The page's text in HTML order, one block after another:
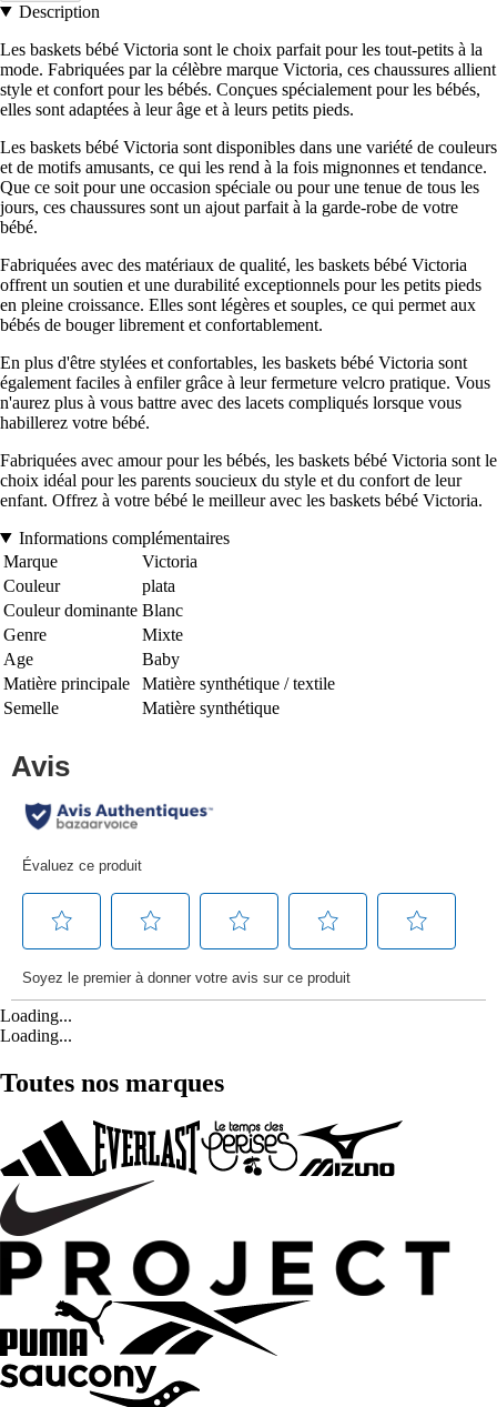
Description
Les baskets bébé Victoria sont le choix parfait pour les tout-petits à la
mode. Fabriquées par la célèbre marque Victoria, ces chaussures allient
style et confort pour les bébés. Conçues spécialement pour les bébés,
elles sont adaptées à leur âge et à leurs petits pieds.
Les baskets bébé Victoria sont disponibles dans une variété de couleurs
et de motifs amusants, ce qui les rend à la fois mignonnes et tendance.
Que ce soit pour une occasion spéciale ou pour une tenue de tous les
jours, ces chaussures sont un ajout parfait à la garde-robe de votre
bébé.
Fabriquées avec des matériaux de qualité, les baskets bébé Victoria
offrent un soutien et une durabilité exceptionnels pour les petits pieds
en pleine croissance. Elles sont légères et souples, ce qui permet aux
bébés de bouger librement et confortablement.
En plus d'être stylées et confortables, les baskets bébé Victoria sont
également faciles à enfiler grâce à leur fermeture velcro pratique. Vous
n'aurez plus à vous battre avec des lacets compliqués lorsque vous
habillerez votre bébé.
Fabriquées avec amour pour les bébés, les baskets bébé Victoria sont le
choix idéal pour les parents soucieux du style et du confort de leur
enfant. Offrez à votre bébé le meilleur avec les baskets bébé Victoria.
Informations complémentaires
Marque
Victoria
Couleur
plata
Couleur dominante Blanc
Genre
Mixte
Age
Baby
Matière principale
Matière synthétique / textile
Semelle
Matière synthétique
Loading...
Loading...
Toutes nos marques